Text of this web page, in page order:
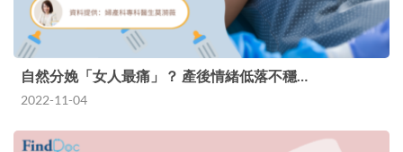
自然分娩「女人最痛」？ 產後情緒低落不穩…
2022-11-04